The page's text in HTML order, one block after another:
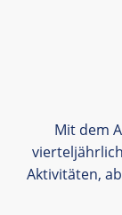
Mit dem
Aktivitäten,